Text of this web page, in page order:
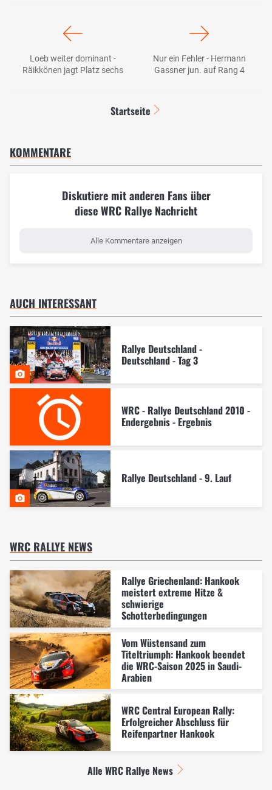
Loeb weiter dominant -
Räikkönen jagt Platz sechs
Nur ein Fehler - Hermann
Gassner jun. auf Rang 4
Startseite
KOMMENTARE
Diskutiere mit anderen Fans über
diese WRC Rallye Nachricht
Alle Kommentare anzeigen
AUCH INTERESSANT
Rallye Deutschland -
Deutschland - Tag 3
WRC - Rallye Deutschland 2010 -
Endergebnis - Ergebnis
Rallye Deutschland - 9. Lauf
WRC RALLYE NEWS
Rallye Griechenland: Hankook
meistert extreme Hitze &
schwierige
Schotterbedingungen
Vom Wüstensand zum
Titeltriumph: Hankook beendet
die WRC-Saison 2025 in Saudi-
Arabien
WRC Central European Rally:
Erfolgreicher Abschluss für
Reifenpartner Hankook
Alle WRC Rallye News